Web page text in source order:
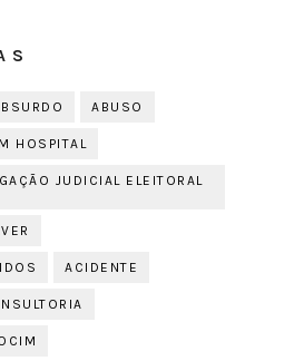
ABUSO
HOSPITAL
JUDICIAL ELEITORAL
ACIDENTE